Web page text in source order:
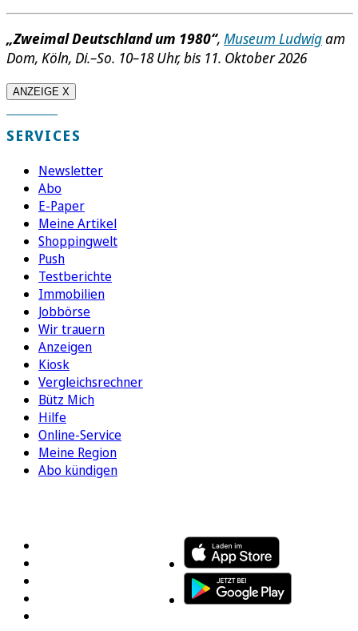
„Zweimal Deutschland um 1980“, Museum Ludwigam
Dom, Köln, Di.–So. 10–18 Uhr, bis 11. Oktober 2026
ANZEIGE X
SERVICES
Newsletter
Abo
E-Paper
Meine Artikel
Shoppingwelt
Push
Testberichte
Immobilien
Jobbörse
Wir trauern
Anzeigen
Kiosk
Vergleichsrechner
Bütz Mich
Hilfe
Online-Service
Meine Region
Abo kündigen